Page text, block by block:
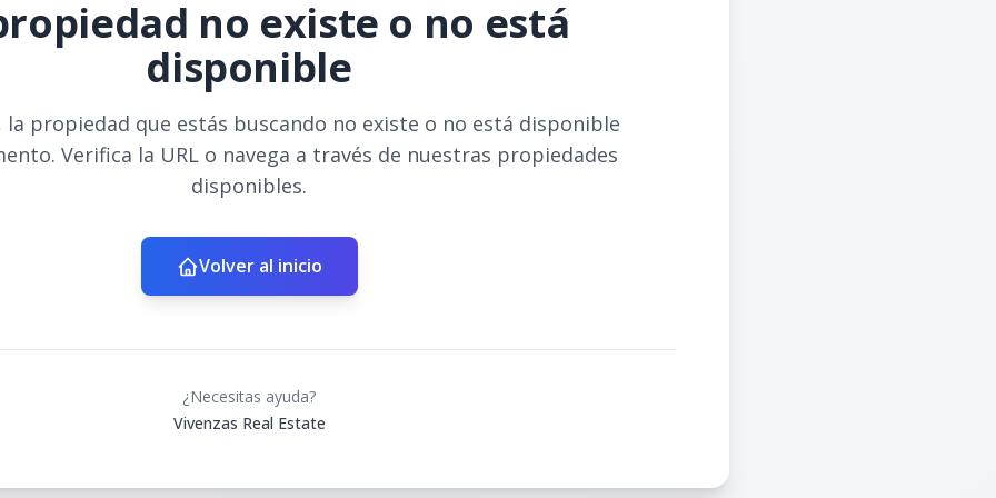
no existe o no está
disponible
propiedad que estás buscando no existe o no está disponible
Verifica la URL o navega a través de nuestras propiedades
disponibles.
Volver al inicio
¿Necesitas ayuda?
Vivenzas Real Estate